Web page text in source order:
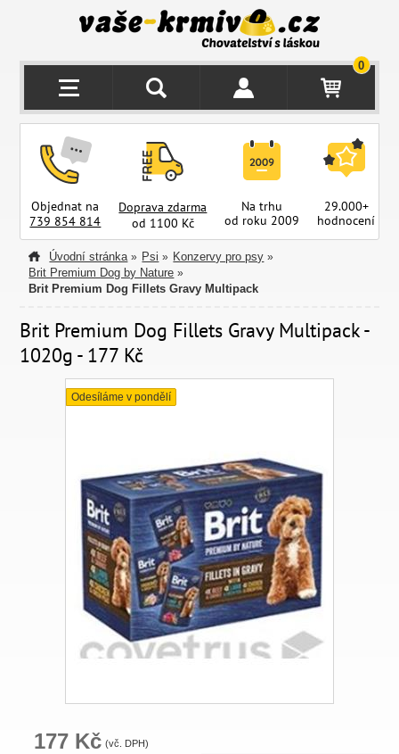
0
Objednat na
739 854 814
Doprava zdarma
od 1100 Kč
Na trhu
od roku 2009
29.000+
hodnocení
Úvodní stránka » Psi » Konzervy pro psy »
Brit Premium Dog by Nature »
Brit Premium Dog Fillets Gravy Multipack
Brit Premium Dog Fillets Gravy Multipack -
1020g - 177 Kč
Odesíláme v pondělí
177 Kč (vč. DPH)